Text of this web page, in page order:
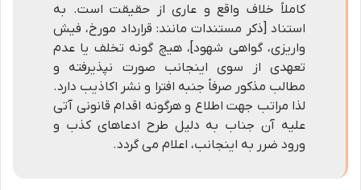
کاملاً خلاف واقع و عاری از حقیقت است. به
استناد [ذکر مستندات مانند: قرارداد مورخ، فیش
واریزی، گواهی شهود]، هیچ گونه تخلف یا عدم
تعهدی از سوی اینجانب صورت نپذیرفته و
مطالب مذکور صرفاً جنبه افترا و نشر اکاذیب دارد.
لذا مراتب جهت اطلاع و هرگونه اقدام قانونی آتی
علیه آن جناب به دلیل طرح ادعاهای کذب و
ورود ضرر به اینجانب، اعلام می گردد.